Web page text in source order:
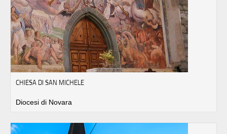
CHIESA DI SAN MICHELE
Diocesi di Novara